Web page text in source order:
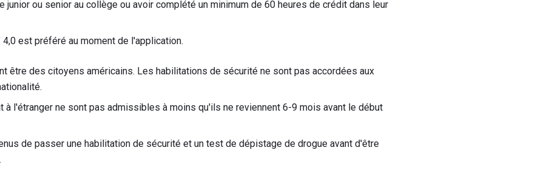
junior ou senior au collège ou avoir complété un minimum de 60 heures de crédit dans leur
4,0 est préféré au moment de l'application.
être des citoyens américains. Les habilitations de sécurité ne sont pas accordées aux
à l'étranger ne sont pas admissibles à moins qu'ils ne reviennent 6-9 mois avant le début
de passer une habilitation de sécurité et un test de dépistage de drogue avant d'être